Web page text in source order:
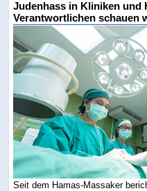
Judenhass in Kliniken und
Verantwortlichen schauen
Seit dem Hamas-Massaker